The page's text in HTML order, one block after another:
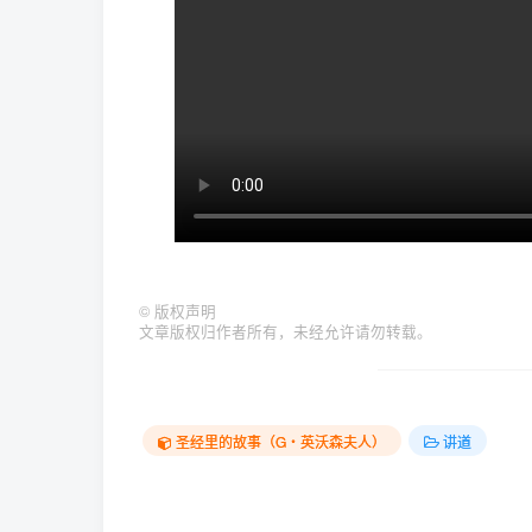
© 版权声明
文章版权归作者所有，未经允许请勿转载。
圣经里的故事（G‧英沃森夫人） 讲道